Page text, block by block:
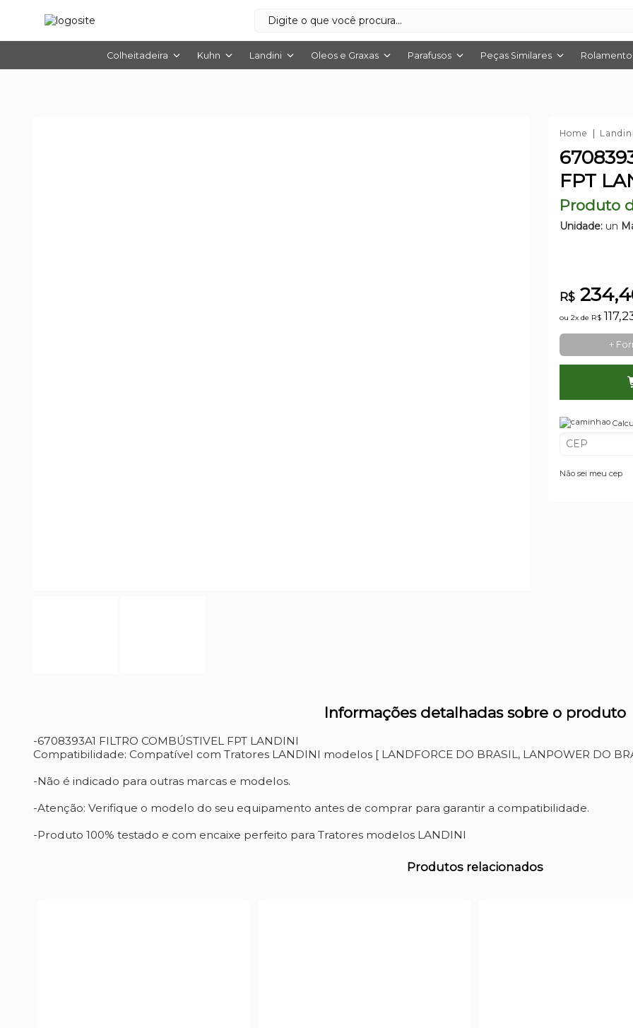
Colheitadeira Kuhn Landini Oleos e Graxas Parafusos Peças Similares
Home Landini
FPT
Produto
Unidade: un
R$
ou 2x de R$
+
Não sei meu cep
Informações detalhadas sobre o produto
-6708393A1 FILTRO COMBÚSTIVEL FPT LANDINI
Compatibilidade: Compatível com Tratores LANDINI modelos [ LANDFORCE DO BRASIL, LANPOWER DO
-Não é indicado para outras marcas e modelos.
-Atenção: Verifique o modelo do seu equipamento antes de comprar para garantir a compatibilidade.
-Produto 100% testado e com encaixe perfeito para Tratores modelos LANDINI
Produtos relacionados